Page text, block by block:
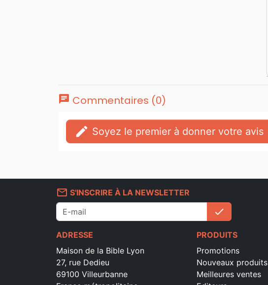
chat Commentaires (0)
edit Soyez le premier à donner votre avis
mail_outline S'INSCRIRE À LA NEWSLETTER
check
ADRESSE
Maison de la Bible Lyon
27, rue Dedieu
69100 Villeurbanne
PRODUITS
Promotions
Nouveaux produits
Meilleures ventes